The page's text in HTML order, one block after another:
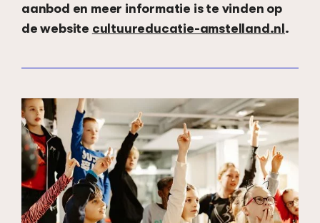
aanbod en meer informatie is te vinden op
de website cultuureducatie-amstelland.nl.